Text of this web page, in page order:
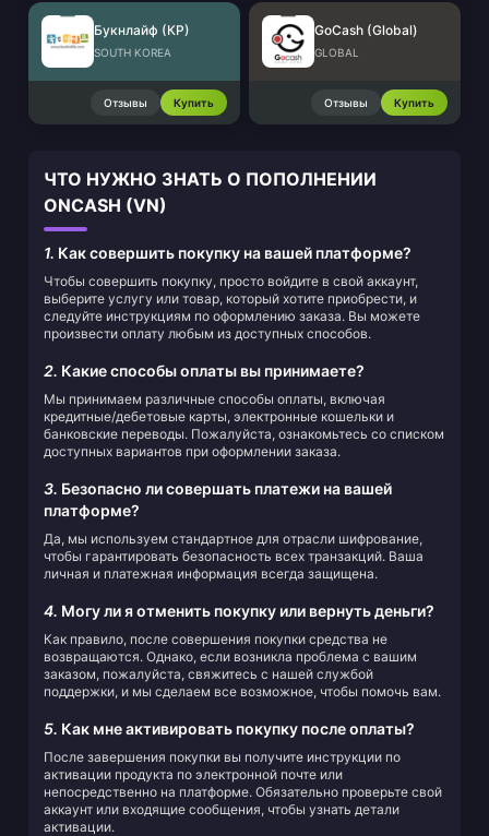
Букнлайф (КР)
SOUTH KOREA
Отзывы Купить
GoCash (Global)
GLOBAL
Отзывы Купить
ЧТО НУЖНО ЗНАТЬ О ПОПОЛНЕНИИ
ONCASH (VN)
1. Как совершить покупку на вашей платформе?
Чтобы совершить покупку, просто войдите в свой аккаунт,
выберите услугу или товар, который хотите приобрести, и
следуйте инструкциям по оформлению заказа. Вы можете
произвести оплату любым из доступных способов.
2. Какие способы оплаты вы принимаете?
Мы принимаем различные способы оплаты, включая
кредитные/дебетовые карты, электронные кошельки и
банковские переводы. Пожалуйста, ознакомьтесь со списком
доступных вариантов при оформлении заказа.
3. Безопасно ли совершать платежи на вашей
платформе?
Да, мы используем стандартное для отрасли шифрование,
чтобы гарантировать безопасность всех транзакций. Ваша
личная и платежная информация всегда защищена.
4. Могу ли я отменить покупку или вернуть деньги?
Как правило, после совершения покупки средства не
возвращаются. Однако, если возникла проблема с вашим
заказом, пожалуйста, свяжитесь с нашей службой
поддержки, и мы сделаем все возможное, чтобы помочь вам.
5. Как мне активировать покупку после оплаты?
После завершения покупки вы получите инструкции по
активации продукта по электронной почте или
непосредственно на платформе. Обязательно проверьте свой
аккаунт или входящие сообщения, чтобы узнать детали
активации.